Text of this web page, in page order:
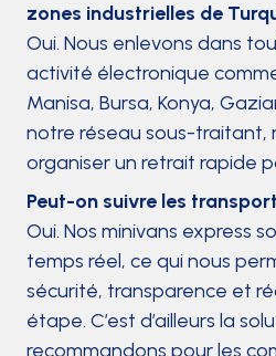
zones industrielles de
Oui. Nous enlevons dans
activité électronique
Manisa, Bursa, Konya,
notre réseau sous-traitant,
organiser un retrait rapide
Peut-on suivre les
Oui. Nos minivans express
temps réel, ce qui nous
sécurité, transparence et
étape. C’est d’ailleurs la
recommandons pour les